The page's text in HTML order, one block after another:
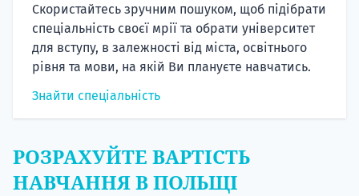
Скористайтесь зручним пошуком, щоб підібрати
спеціальність своєї мрії та обрати університет
для вступу, в залежності від міста, освітнього
рівня та мови, на якій Ви плануєте навчатись.
Знайти спеціальність
РОЗРАХУЙТЕ ВАРТІСТЬ
НАВЧАННЯ В ПОЛЬЩІ